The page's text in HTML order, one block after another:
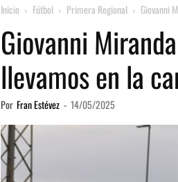
Inicio Fútbol Primera Regional Giovanni
Giovanni
llevamos en la
Por Fran Estévez - 14/05/2025